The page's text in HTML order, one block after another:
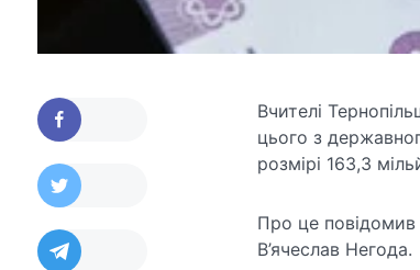
Вчителі
цього з
розмірі 163,3
Про це повідомив
В’ячеслав Негода.